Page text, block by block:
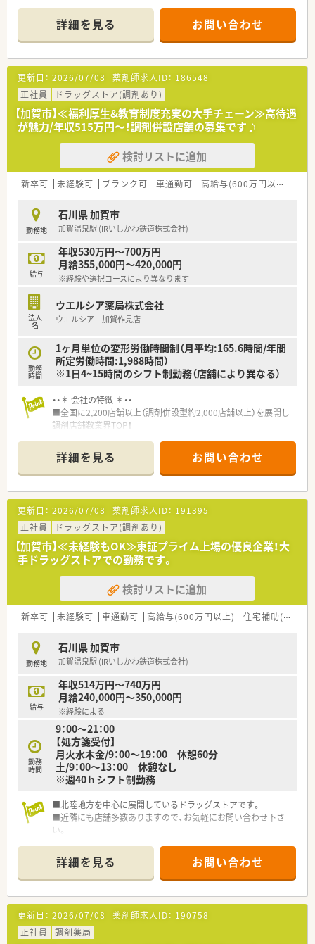
頑張り次第で高給与も可能！
■経験や勤務コースによりますが、経験の少ない方でも500万前
半スタートと業界TOP水準！
■職種や職域に合わせ、豊富な社内研修や外部組織と連携した研
修を用意されています
■薬剤師が中心の会社だからこそ活躍できるキャリアパスが多
種多様に用意されています。
■店舗拡大に伴い、エリアマネジャーや営業部長等のマネジメン
トのポジションも増えます。
■在宅や教育等の専門性を活かせるスペシャリストを目指すこ
とも可能です。
■その他にも、管理部門や商品部門等の本社スタッフなど活動領
域は多種多様です。
■在宅実施店舗は年々増加しており、在宅医療へもしっかりと関
■育児休暇は3歳まで取得が可能で、時短制度は小学5年生まで
時短勤務ができるよう変更予定です。
■年間休日が120日とワークライフバランスが整っています
■日用品から常備薬まで、従業員割引制度など嬉しいメリットも
たくさんあります！
詳細を見る お問い合わせ
更新日： 2026/07/08 薬剤師求人ID： 186548
正社員
ドラッグストア(調剤あり)
【加賀市】≪福利厚生&教育制度充実の大手チェーン≫高待遇
が魅力/年収515万円～！調剤併設店舗の募集です♪
検討リストに追加
新卒可 未経験可 ブランク可 車通勤可 高給与(600万円以上)
勤務地
石川県 加賀市
加賀温泉駅 (IRいしかわ鉄道株式会社)
給与
年収530万円～700万円
月給355,000円～420,000円
※経験や選択コースにより異なります
法人
名
ウエルシア薬局株式会社
ウエルシア 加賀作見店
勤務
時間
1ヶ月単位の変形労働時間制（月平均:165.6時間/年間
所定労働時間:1,988時間）
※1日4~15時間のシフト制勤務（店舗により異なる）
・・＊ 会社の特徴 ＊・・
■全国に2,200店舗以上（調剤併設型約2,000店舗以上）を展開し
調剤店舗数業界TOP！
頑張り次第で高給与も可能！
■経験や勤務コースによりますが、経験の少ない方でも500万前
半スタートと業界TOP水準！
■職種や職域に合わせ、豊富な社内研修や外部組織と連携した研
修を用意されています
■薬剤師が中心の会社だからこそ活躍できるキャリアパスが多
種多様に用意されています。
■店舗拡大に伴い、エリアマネジャーや営業部長等のマネジメン
トのポジションも増えます。
■在宅や教育等の専門性を活かせるスペシャリストを目指すこ
とも可能です。
■その他にも、管理部門や商品部門等の本社スタッフなど活動領
域は多種多様です。
■在宅実施店舗は年々増加しており、在宅医療へもしっかりと関
■育児休暇は3歳まで取得が可能で、時短制度は小学5年生まで
時短勤務ができるよう変更予定です。
■年間休日が120日とワークライフバランスが整っています
■日用品から常備薬まで、従業員割引制度など嬉しいメリットも
たくさんあります！
詳細を見る お問い合わせ
更新日： 2026/07/08 薬剤師求人ID： 191395
正社員
ドラッグストア(調剤あり)
【加賀市】≪未経験もOK≫東証プライム上場の優良企業！大
手ドラッグストアでの勤務です。
検討リストに追加
新卒可 未経験可 車通勤可 高給与(600万円以上) 住宅補助(手当)あり
勤務地
石川県 加賀市
加賀温泉駅 (IRいしかわ鉄道株式会社)
給与
年収514万円～740万円
月給240,000円～350,000円
※経験による
勤務
時間
9：00～21：00
【処方箋受付】
月火水木金/9：00～19：00 休憩60分
土/9：00～13：00 休憩なし
※週40ｈシフト制勤務
■北陸地方を中心に展開しているドラッグストアです。
■近隣にも店舗多数ありますので、お気軽にお問い合わせ下さ
い。
詳細を見る お問い合わせ
更新日： 2026/07/08 薬剤師求人ID： 190758
正社員
調剤薬局